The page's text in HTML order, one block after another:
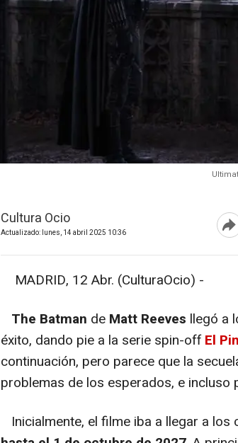
Cultura Ocio
Actualizado: lunes, 14 abril 2025 10:36
MADRID, 12 Abr. (CulturaOcio) -
The Batman de Matt Reeves llegó a
éxito, dando pie a la serie spin-offEl
continuación, pero parece que la
problemas de los esperados, e incluso
Inicialmente, el filme iba a llegar a los